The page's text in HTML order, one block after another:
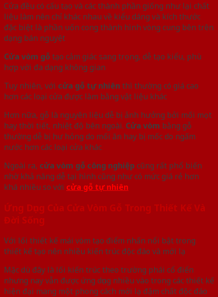
Cửa đều có cấu tạo và các thành phần giống như lại chất
liệu làm nên chỉ khác nhau về kiểu dáng và kích thước
đặc biệt là phần uốn cong thành hình vòng cung bên trên
dạng bán nguyệt
Cửa vòm gỗ tạo cảm giác sang trọng, dễ tạo kiểu, phù
hợp với đa dạng không gian
Tuy nhiên, với cửa gỗ tự nhiên thì thường có giá cao
hơn các loại cửa được làm bằng vật liệu khác
Hơn nữa, gỗ là nguyên liệu dễ bị ảnh hưởng bởi mối mọt
hay thời tiết, nhiệt độ bên ngoài. Cửa vòm bằng gỗ
thường dễ bị hư hỏng do mối ăn hay bị mốc do ngấm
nước hơn các loại cửa khác
Ngoài ra, cửa vòm gỗ công nghiệp cũng rất phổ biến
nhờ khả năng dễ tại hình cũng như có mức giá rẻ hơn
khá nhiều so với cửa gỗ tự nhiên
Ứng Dụng Của Cửa Vòm Gỗ Trong Thiết Kế Và
Đời Sống
Với lối thiết kế mái vòm tạo điểm nhấn nổi bật trong
thiết kế tạo nên nhiều kiến trúc độc đáo và mới lạ
Mặc dù đây là lối kiến trúc theo trường phái cổ điển
nhưng nay vẫn được ứng dụng nhiều vào trong các thiết kế
hiện đại mang một phong cách mới lạ đậm chất độc đáo